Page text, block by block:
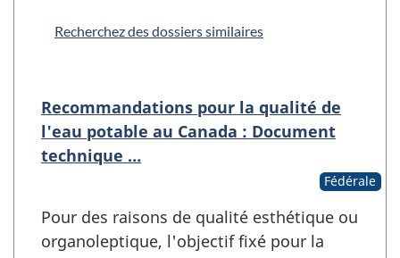
Recherchez des dossiers similaires
Recommandations pour la qualité de
l'eau potable au Canada : Document
technique …
Fédérale
Pour des raisons de qualité esthétique ou
organoleptique, l'objectif fixé pour la